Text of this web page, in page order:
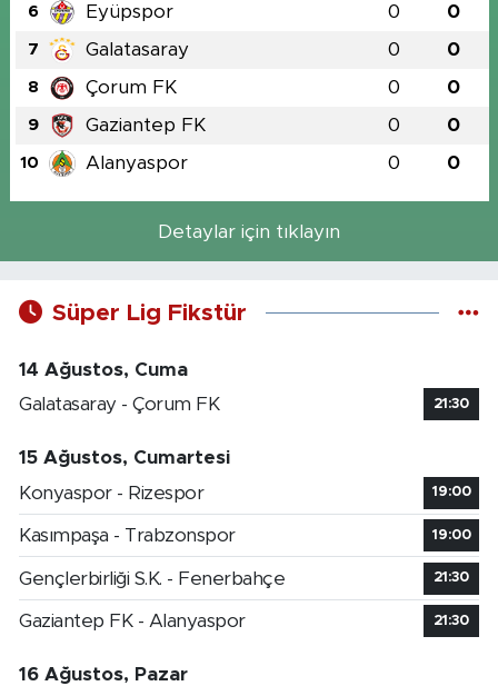
6 Eyüpspor 0 0
7 Galatasaray 0 0
8 Çorum FK 0 0
9 Gaziantep FK 0 0
10 Alanyaspor 0 0
Detaylar için tıklayın
Süper Lig Fikstür
14 Ağustos, Cuma
Galatasaray - Çorum FK
21:30
15 Ağustos, Cumartesi
Konyaspor - Rizespor
19:00
Kasımpaşa - Trabzonspor 19:00
Gençlerbirliği S.K. - Fenerbahçe 21:30
Gaziantep FK - Alanyaspor 21:30
16 Ağustos, Pazar